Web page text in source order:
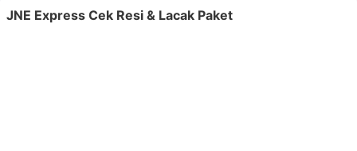
JNE Express Cek Resi & Lacak Paket